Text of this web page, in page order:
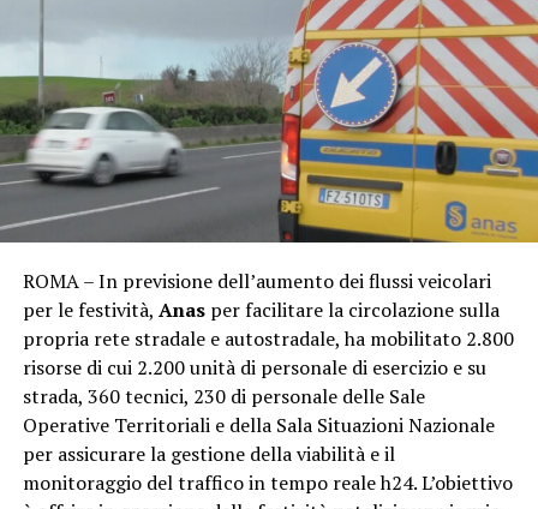
ROMA – In previsione dell’aumento dei flussi veicolari
per le festività, Anasper facilitare la circolazione sulla
propria rete stradale e autostradale, ha mobilitato 2.800
risorse di cui 2.200 unità di personale di esercizio e su
strada, 360 tecnici, 230 di personale delle Sale
Operative Territoriali e della Sala Situazioni Nazionale
per assicurare la gestione della viabilità e il
monitoraggio del traffico in tempo reale h24. L’obiettivo